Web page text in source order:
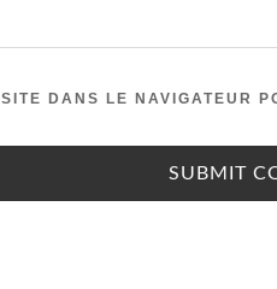
DANS LE NAVIGATEUR